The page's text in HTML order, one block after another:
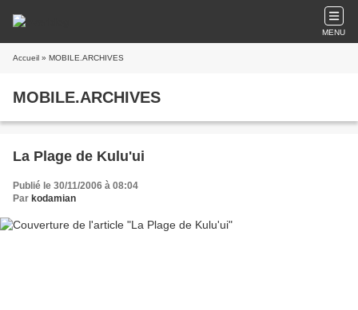
MENU
Accueil » MOBILE.ARCHIVES
MOBILE.ARCHIVES
La Plage de Kulu'ui
Publié le 30/11/2006 à 08:04
Par kodamian